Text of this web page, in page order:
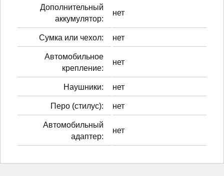
Дополнительный
аккумулятор:
нет
Сумка или чехол: нет
Автомобильное
крепление:
нет
Наушники: нет
Перо (стилус): нет
Автомобильный
адаптер:
нет